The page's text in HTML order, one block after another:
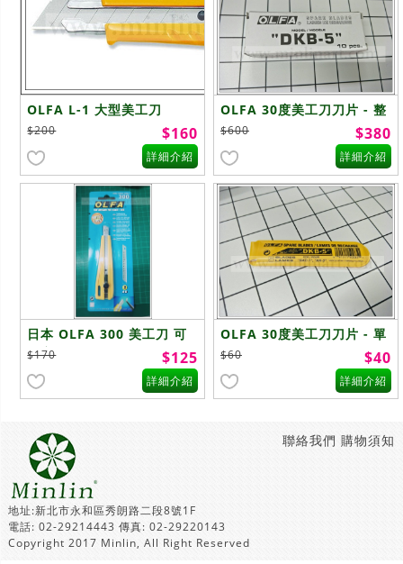
OLFA L-1 大型美工刀
$200 $160
詳細介紹
OLFA 30度美工刀刀片 - 整
盒
$600 $380
詳細介紹
日本 OLFA 300 美工刀 可
鎖定
$170 $125
詳細介紹
OLFA 30度美工刀刀片 - 單
包
$60 $40
詳細介紹
購物須知
聯絡我們
地址:新北市永和區秀朗路二段8號1F
電話: 02-29214443 傳真: 02-29220143
Copyright 2017 Minlin, All Right Reserved